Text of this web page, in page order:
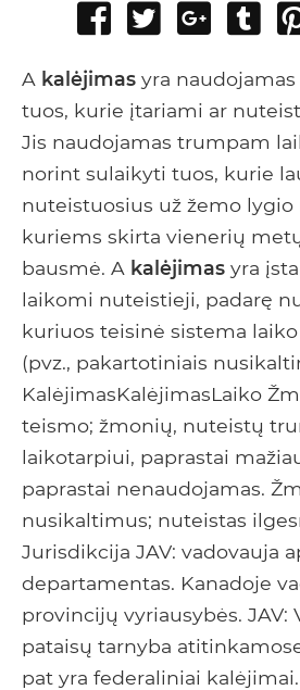
Share
Facebook
Tweet
Share
Google+
A kalėjimas yra
tuos, kurie įtariami ar
Jis naudojamas trumpam
norint sulaikyti tuos, kurie
nuteistuosius už žemo
kuriems skirta vienerių
bausmė. A kalėjimas yra
laikomi nuteistieji, padarę
kuriuos teisinė sistema
(pvz., pakartotiniais
KalėjimasKalėjimasLaiko
teismo; žmonių, nuteistų
laikotarpiui, paprastai
paprastai nenaudojamas.
nusikaltimus; nuteistas
Jurisdikcija JAV: vadovauja
departamentas. Kanadoje
provincijų vyriausybės.
pataisų tarnyba
pat yra federaliniai